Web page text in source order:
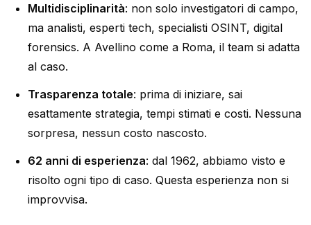
Multidisciplinarità: non solo investigatori di campo,
ma analisti, esperti tech, specialisti OSINT, digital
forensics. A Avellino come a Roma, il team si adatta
al caso.
Trasparenza totale: prima di iniziare, sai
esattamente strategia, tempi stimati e costi. Nessuna
sorpresa, nessun costo nascosto.
62 anni di esperienza: dal 1962, abbiamo visto e
risolto ogni tipo di caso. Questa esperienza non si
improvvisa.